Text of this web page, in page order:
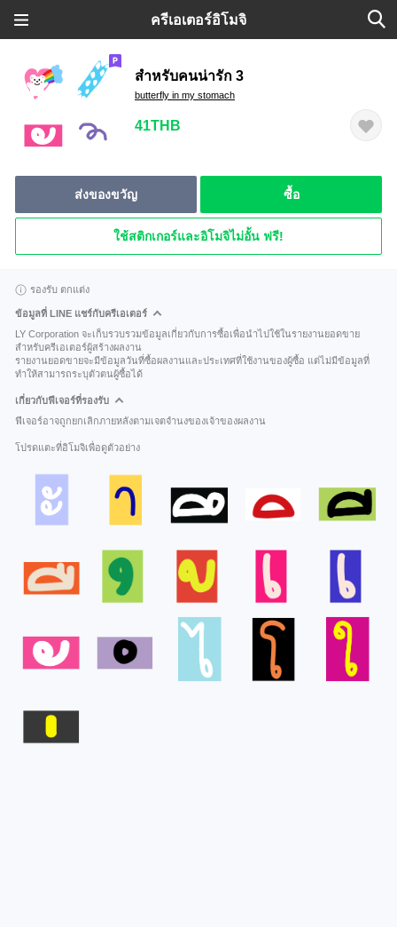
ครีเอเตอร์อิโมจิ
สำหรับคนน่ารัก 3
butterfly in my stomach
41THB
ส่งของขวัญ ซื้อ
ใช้สติกเกอร์และอิโมจิไม่อั้น ฟรี!
รองรับ ตกแต่ง
ข้อมูลที่ LINE แชร์กับครีเอเตอร์
LY Corporation จะเก็บรวบรวมข้อมูลเกี่ยวกับการซื้อเพื่อนำไปใช้ในรายงานยอดขาย
สำหรับครีเอเตอร์ผู้สร้างผลงาน
รายงานยอดขายจะมีข้อมูลวันที่ซื้อผลงานและประเทศที่ใช้งานของผู้ซื้อ แต่ไม่มีข้อมูลที่
ทำให้สามารถระบุตัวตนผู้ซื้อได้
เกี่ยวกับฟีเจอร์ที่รองรับ
ฟีเจอร์อาจถูกยกเลิกภายหลังตามเจตจำนงของเจ้าของผลงาน
โปรดแตะที่อิโมจิเพื่อดูตัวอย่าง